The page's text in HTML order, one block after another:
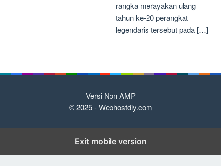
rangka merayakan ulang
tahun ke-20 perangkat
legendaris tersebut pada […]
Versi Non AMP
© 2025 -Webhostdiy.com
Exit mobile version